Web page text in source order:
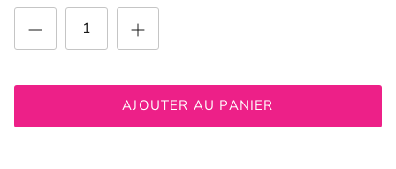
AJOUTER AU PANIER